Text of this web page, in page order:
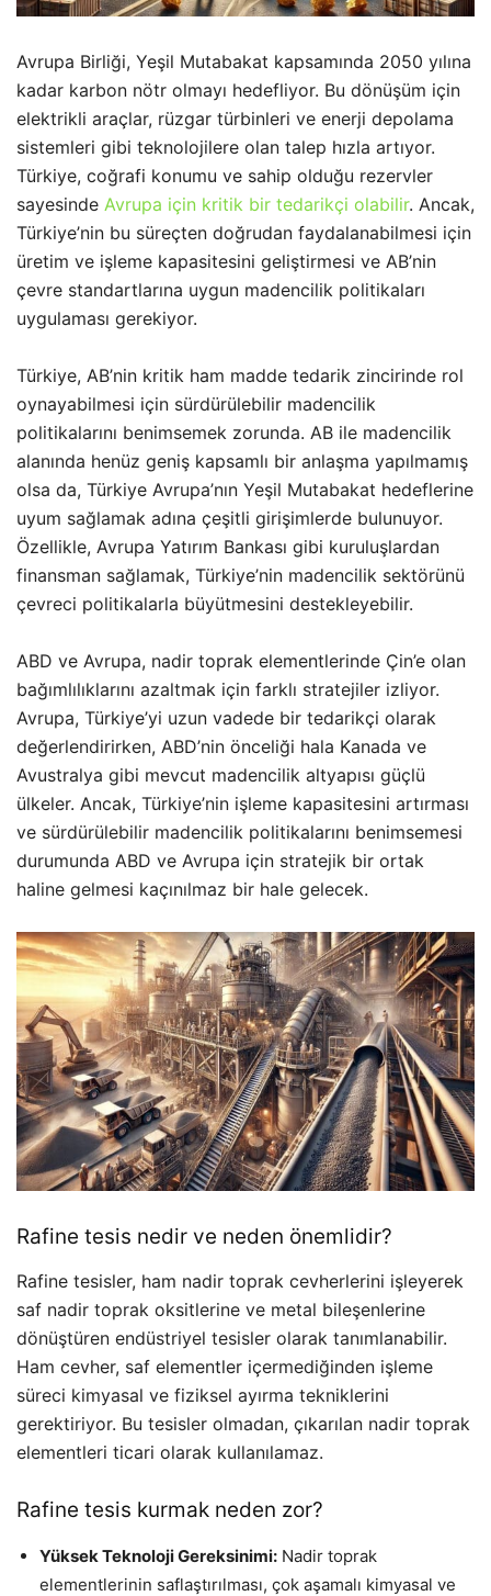
Avrupa Birliği, Yeşil Mutabakat kapsamında 2050 yılına
kadar karbon nötr olmayı hedefliyor. Bu dönüşüm için
elektrikli araçlar, rüzgar türbinleri ve enerji depolama
sistemleri gibi teknolojilere olan talep hızla artıyor.
Türkiye, coğrafi konumu ve sahip olduğu rezervler
sayesinde Avrupa için kritik bir tedarikçi olabilir. Ancak,
Türkiye’nin bu süreçten doğrudan faydalanabilmesi için
üretim ve işleme kapasitesini geliştirmesi ve AB’nin
çevre standartlarına uygun madencilik politikaları
uygulaması gerekiyor.
Türkiye, AB’nin kritik ham madde tedarik zincirinde rol
oynayabilmesi için sürdürülebilir madencilik
politikalarını benimsemek zorunda. AB ile madencilik
alanında henüz geniş kapsamlı bir anlaşma yapılmamış
olsa da, Türkiye Avrupa’nın Yeşil Mutabakat hedeflerine
uyum sağlamak adına çeşitli girişimlerde bulunuyor.
Özellikle, Avrupa Yatırım Bankası gibi kuruluşlardan
finansman sağlamak, Türkiye’nin madencilik sektörünü
çevreci politikalarla büyütmesini destekleyebilir.
ABD ve Avrupa, nadir toprak elementlerinde Çin’e olan
bağımlılıklarını azaltmak için farklı stratejiler izliyor.
Avrupa, Türkiye’yi uzun vadede bir tedarikçi olarak
değerlendirirken, ABD’nin önceliği hala Kanada ve
Avustralya gibi mevcut madencilik altyapısı güçlü
ülkeler. Ancak, Türkiye’nin işleme kapasitesini artırması
ve sürdürülebilir madencilik politikalarını benimsemesi
durumunda ABD ve Avrupa için stratejik bir ortak
haline gelmesi kaçınılmaz bir hale gelecek.
Rafine tesis nedir ve neden önemlidir?
Rafine tesisler, ham nadir toprak cevherlerini işleyerek
saf nadir toprak oksitlerine ve metal bileşenlerine
dönüştüren endüstriyel tesisler olarak tanımlanabilir.
Ham cevher, saf elementler içermediğinden işleme
süreci kimyasal ve fiziksel ayırma tekniklerini
gerektiriyor. Bu tesisler olmadan, çıkarılan nadir toprak
elementleri ticari olarak kullanılamaz.
Rafine tesis kurmak neden zor?
Yüksek Teknoloji Gereksinimi: Nadir toprak
elementlerinin saflaştırılması, çok aşamalı kimyasal ve